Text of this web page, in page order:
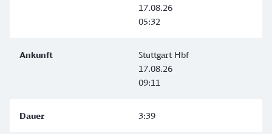
17.08.26
05:32
Stuttgart Hbf
17.08.26
09:11
3:39